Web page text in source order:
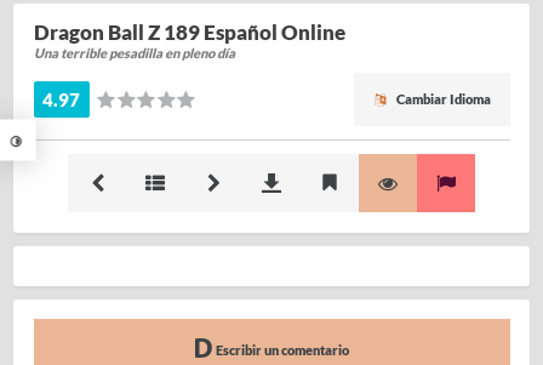
Dragon Ball Z 189 Español Online
Una terrible pesadilla en pleno día
4.97 Cambiar Idioma
Escribir un comentario